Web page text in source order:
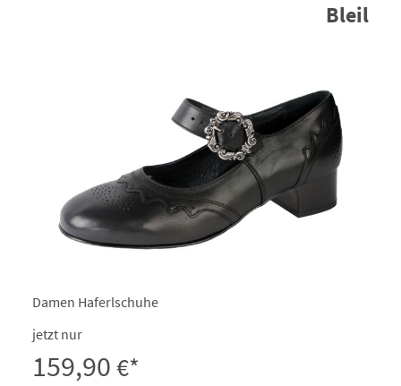
Bleil
Damen Haferlschuhe
jetzt nur
159,90€*